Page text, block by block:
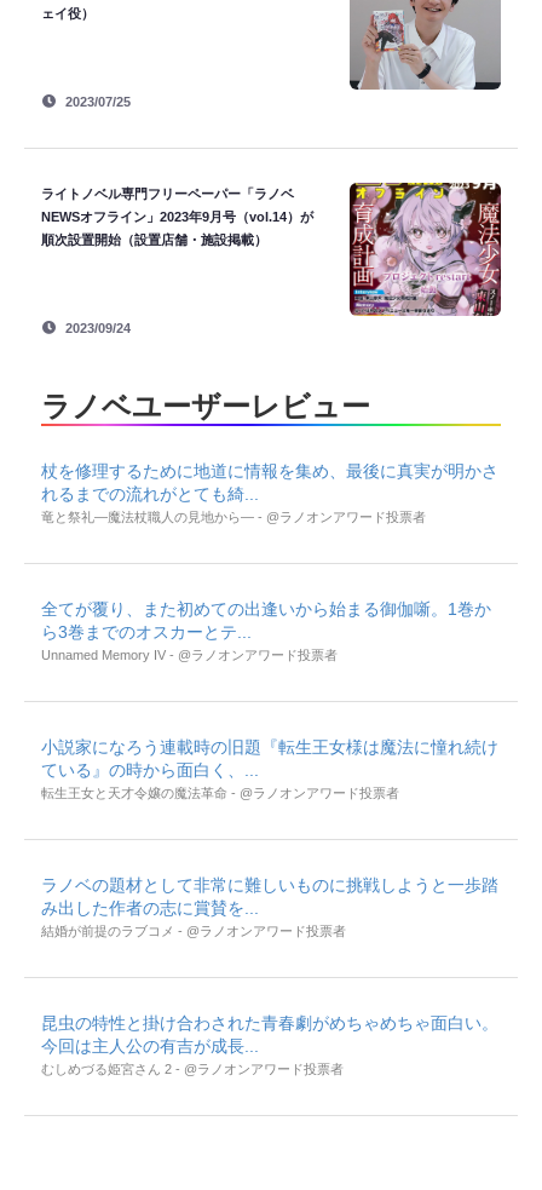
ェイ役）
2023/07/25
ライトノベル専門フリーペーパー「ラノベ
NEWSオフライン」2023年9月号（vol.14）が
順次設置開始（設置店舗・施設掲載）
2023/09/24
ラノベユーザーレビュー
杖を修理するために地道に情報を集め、最後に真実が明かさ
れるまでの流れがとても綺...
竜と祭礼―魔法杖職人の見地から― - @ラノオンアワード投票者
全てが覆り、また初めての出逢いから始まる御伽噺。1巻か
ら3巻までのオスカーとテ...
Unnamed Memory IV - @ラノオンアワード投票者
小説家になろう連載時の旧題『転生王女様は魔法に憧れ続け
ている』の時から面白く、...
転生王女と天才令嬢の魔法革命 - @ラノオンアワード投票者
ラノベの題材として非常に難しいものに挑戦しようと一歩踏
み出した作者の志に賞賛を...
結婚が前提のラブコメ - @ラノオンアワード投票者
昆虫の特性と掛け合わされた青春劇がめちゃめちゃ面白い。
今回は主人公の有吉が成長...
むしめづる姫宮さん 2 - @ラノオンアワード投票者